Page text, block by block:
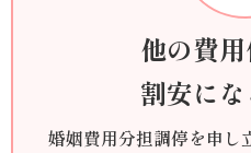
他の費
割安に
婚姻費用分担調停を申し